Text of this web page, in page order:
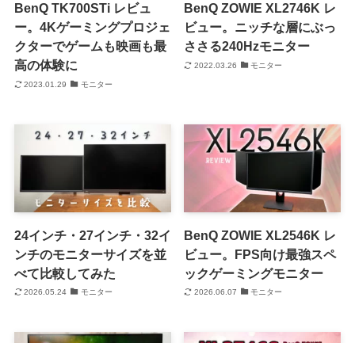
BenQ TK700STi レビュ
ー。4Kゲーミングプロジェ
クターでゲームも映画も最
高の体験に
2023.01.29 モニター
BenQ ZOWIE XL2746K レ
ビュー。ニッチな層にぶっ
ささる240Hzモニター
2022.03.26 モニター
24インチ・27インチ・32イ
ンチのモニターサイズを並
べて比較してみた
2026.05.24 モニター
BenQ ZOWIE XL2546K レ
ビュー。FPS向け最強スペ
ックゲーミングモニター
2026.06.07 モニター